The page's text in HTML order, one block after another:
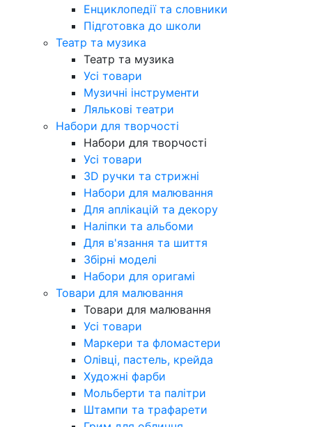
Енциклопедії та словники
Підготовка до школи
Театр та музика
Театр та музика
Усі товари
Музичні інструменти
Лялькові театри
Набори для творчості
Набори для творчості
Усі товари
3D ручки та стрижні
Набори для малювання
Для аплікацій та декору
Наліпки та альбоми
Для в'язання та шиття
Збірні моделі
Набори для оригамі
Товари для малювання
Товари для малювання
Усі товари
Маркери та фломастери
Олівці, пастель, крейда
Художні фарби
Мольберти та палітри
Штампи та трафарети